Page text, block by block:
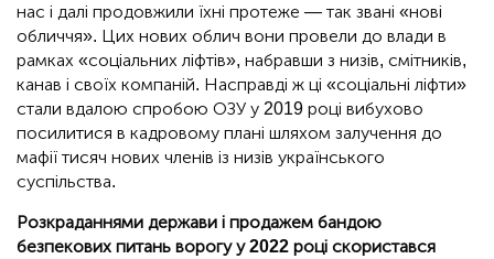
нас і далі продовжили їхні протеже — так звані «нові
обличчя». Цих нових облич вони провели до влади в
рамках «соціальних ліфтів», набравши з низів, смітників,
канав і своїх компаній. Насправді ж ці «соціальні ліфти»
стали вдалою спробою ОЗУ у 2019 році вибухово
посилитися в кадровому плані шляхом залучення до
мафії тисяч нових членів із низів українського
суспільства.
Розкраданнями держави і продажем бандою
безпекових питань ворогу у 2022 році скористався